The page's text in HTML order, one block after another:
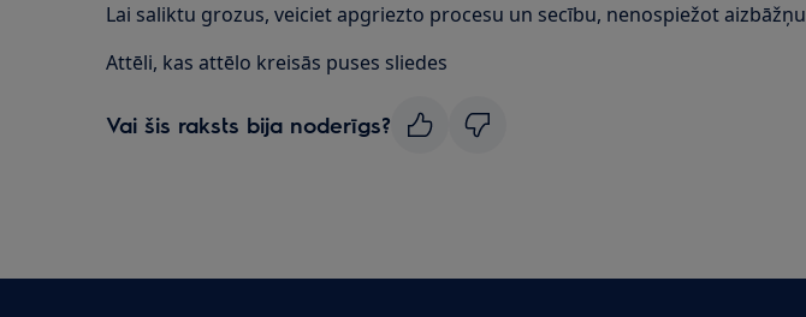
Lai saliktu grozus, veiciet apgriezto procesu un secību, nenospiežot
Attēli, kas attēlo kreisās puses sliedes
Vai šis raksts bija noderīgs?